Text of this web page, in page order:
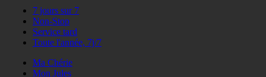
7 jours sur 7
Non-Stop
Service tard
Toute l'année, 7j/7
Ma Chérie
Mon Jules